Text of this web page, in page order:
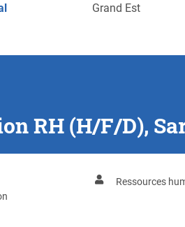
Grand Est
RH (H/F/D),
Ressources